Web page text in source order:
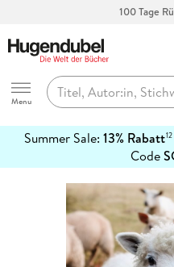
100 Tage
Hugendubel
Menu
Summer Sale: 13% Rabatt12
Code
erfahren